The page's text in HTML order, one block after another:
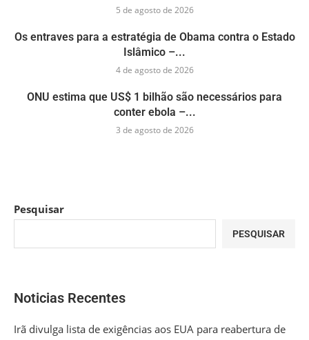
5 de agosto de 2026
Os entraves para a estratégia de Obama contra o Estado
Islâmico –...
4 de agosto de 2026
ONU estima que US$ 1 bilhão são necessários para
conter ebola –...
3 de agosto de 2026
Pesquisar
PESQUISAR
Noticias Recentes
Irã divulga lista de exigências aos EUA para reabertura de